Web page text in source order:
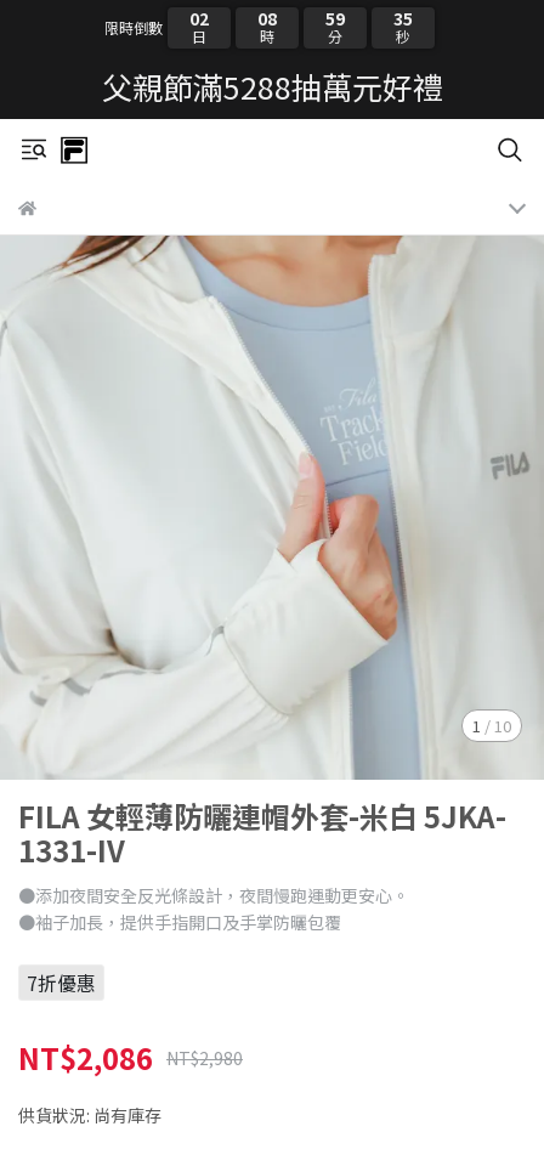
限時倒數 02
日
08
時
59
分
35
秒
父親節滿5288抽萬元好禮
1 / 10
FILA 女輕薄防曬連帽外套-米白 5JKA-
1331-IV
●添加夜間安全反光條設計，夜間慢跑運動更安心。
●袖子加長，提供手指開口及手掌防曬包覆
7折優惠
NT$2,086 NT$2,980
供貨狀況: 尚有庫存